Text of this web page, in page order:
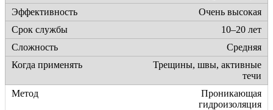
Очень высокая
10–20 лет
Средняя
Трещины, швы, активные
течи
Проникающая
гидроизоляция